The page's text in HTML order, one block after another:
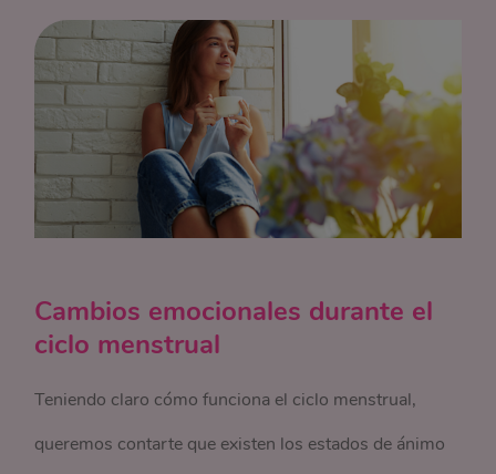
Cambios emocionales durante el
ciclo menstrual
Teniendo claro cómo funciona el ciclo menstrual,
queremos contarte que existen los estados de ánimo